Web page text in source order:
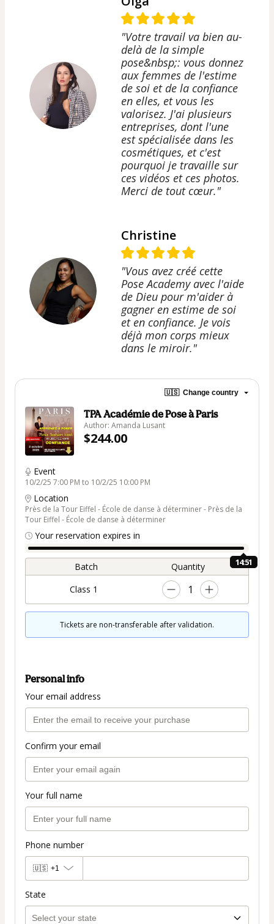
"Votre travail va bien au-
delà de la simple
pose&nbsp;: vous donnez
aux femmes de l'estime
de soi et de la confiance
en elles, et vous les
valorisez. J'ai plusieurs
entreprises, dont l'une
est spécialisée dans les
cosmétiques, et c'est
pourquoi je travaille sur
ces vidéos et ces photos.
Merci de tout cœur."
Christine
"Vous avez créé cette
Pose Academy avec l'aide
de Dieu pour m'aider à
gagner en estime de soi
et en confiance. Je vois
déjà mon corps mieux
dans le miroir."
🇺🇸 Change country
TPA Académie de Pose à Paris
Author: Amanda Lusant
$244.00
Event
10/2/25 7:00 PM to 10/2/25 10:00 PM
Location
Près de la Tour Eiffel - École de danse à déterminer - Près de la
Tour Eiffel - École de danse à déterminer
Your reservation expires in
14:50
Batch
Quantity
Class 1
1
Tickets are non-transferable after validation.
Personal info
Your email address
Confirm your email
Your full name
Phone number
🇺🇸 +1
State